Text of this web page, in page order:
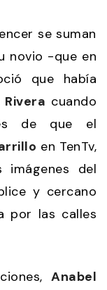
se suman
novio -que en
que había
Rivera cuando
de que el
en TenTv,
imágenes del
y cercano
por las calles
Anabel